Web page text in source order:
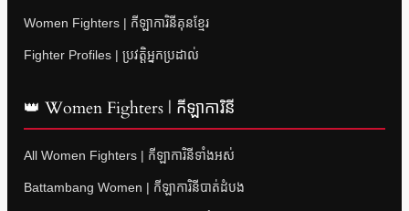
Women Fighters | កីឡាការិនីគុនខ្មែរ
Fighter Profiles | ប្រវត្តិអ្នកប្រដាល់
👑 Women Fighters | កីឡាការិនី
All Women Fighters | កីឡាការិនីទាំងអស់
Battambang Women | កីឡាការិនីបាត់ដំបង